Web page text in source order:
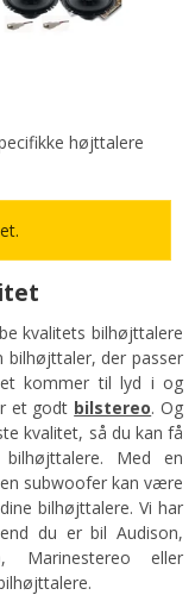
højttalere
kvalitets bilhøjttalere
bilhøjttaler, der passer
kommer til lyd i og
et godt bilstereo. Og
kvalitet, så du kan få
Med en
subwoofer kan være
bilhøjttalere. Vi har
du er bil Audison,
Marinestereo eller